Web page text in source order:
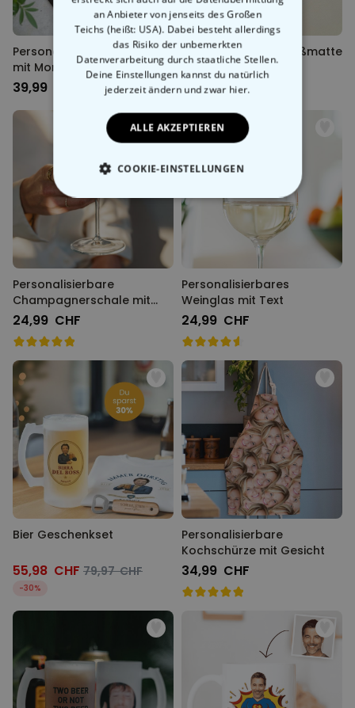
Personalisierbare Fußmatte
mit Monogramm
39,99 CHF
Personalisierbare Fußmatte
mit Text und Symbol
39,99 CHF
Personalisierbare
Champagnerschale mit
Text
24,99 CHF
Personalisierbares
Weinglas mit Text
24,99 CHF
Bier Geschenkset
55,98 CHF 79,97 CHF
-30%
Personalisierbare
Kochschürze mit Gesicht
34,99 CHF
an Anbieter von jenseits des Großen
Teichs (heißt: USA). Dabei besteht allerdings
das Risiko der unbemerkten
Datenverarbeitung durch staatliche Stellen.
Deine Einstellungen kannst du natürlich
jederzeit ändern und zwar hier.
ALLE AKZEPTIEREN
COOKIE-EINSTELLUNGEN
ESSENTIELL
PERFORMANCE
SONSTIGE